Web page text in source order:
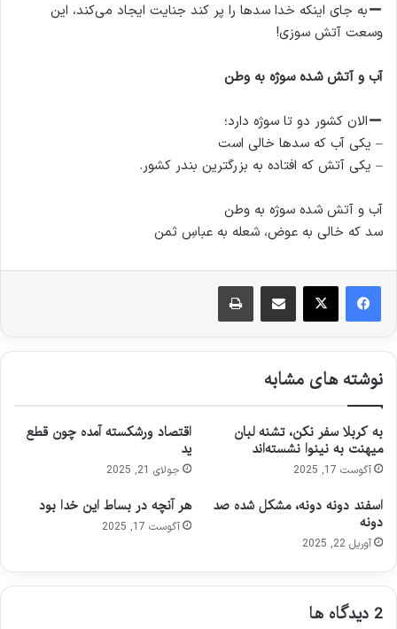
به جای اینکه خدا سدها را پر کند جنایت ایجاد می‌کند، این
وسعت آتش سوزی!
آب و آتش شده سوژه به وطن
الان کشور دو تا سوژه دارد؛
– یکی آب که سدها خالی است
– یکی آتش که افتاده به بزرگترین بندر کشور.
آب و آتش شده سوژه به وطن
سد که خالی به عوض، شعله به عباسِ ثمن
اشتراک گذاری از طریق ایمیل
نوشته های مشابه
به کربلا سفر نکن، تشنه لبان
میهنت به نینوا نشسته‌اند
آگوست 17, 2025
اقتصاد ورشکسته آمده چون قطع
ید
جولای 21, 2025
اسفند دونه دونه، مشکل شده صد
دونه
آوریل 22, 2025
هر آنچه در بساط این خدا بود
آگوست 17, 2025
‫2 دیدگاه ها